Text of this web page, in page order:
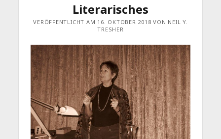
Literarisches
VERÖFFENTLICHT AM 16. OKTOBER 2018 VON NEIL Y.
TRESHER